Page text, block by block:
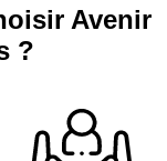
Avenir
?